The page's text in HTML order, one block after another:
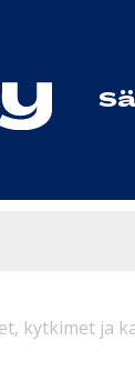
kytkimet ja